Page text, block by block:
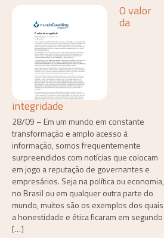
O valor
da
integridade
28/09 – Em um mundo em constante
transformação e amplo acesso à
informação, somos frequentemente
surpreendidos com notícias que colocam
em jogo a reputação de governantes e
empresários. Seja na política ou economia,
no Brasil ou em qualquer outra parte do
mundo, muitos são os exemplos dos quais
a honestidade e ética ficaram em segundo
[…]